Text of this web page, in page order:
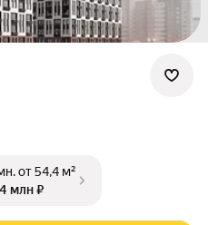
от 54,4 м²
млн ₽